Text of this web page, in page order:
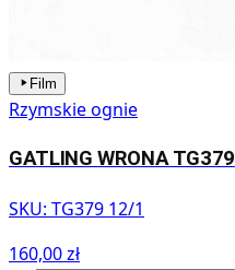
Film
Rzymskie ognie
GATLING WRONA TG379
SKU: TG379 12/1
160,00 zł